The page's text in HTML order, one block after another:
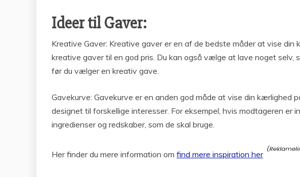
Ideer til Gaver:
Kreative Gaver: Kreative gaver er en af de bedste måder at vise
kreative gaver til en god pris. Du kan også vælge at lave noget
før du vælger en kreativ gave.
Gavekurve: Gavekurve er en anden god måde at vise din kærlighed
designet til forskellige interesser. For eksempel, hvis modtageren er
ingredienser og redskaber, som de skal bruge.
Her finder du mere information om find mere inspiration her